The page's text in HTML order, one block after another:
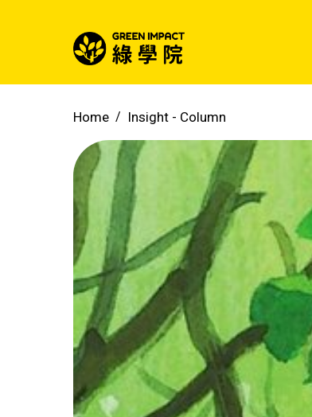
Home Insight - Column